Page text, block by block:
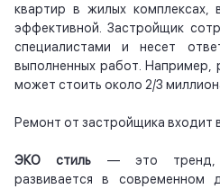
квартир в жилых комплексах,
эффективной. Застройщик
специалистами и несет
выполненных работ. Например,
может стоить около 2/3
Ремонт от застройщика входит
ЭКО стиль — это тренд,
развивается в современном